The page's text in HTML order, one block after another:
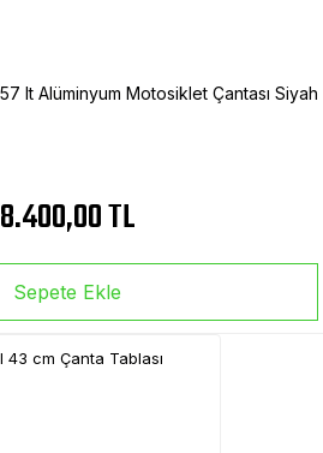
lt Alüminyum Motosiklet Çantası Siyah
8.400,00 TL
Sepete Ekle